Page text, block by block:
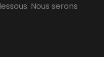
Nous serons